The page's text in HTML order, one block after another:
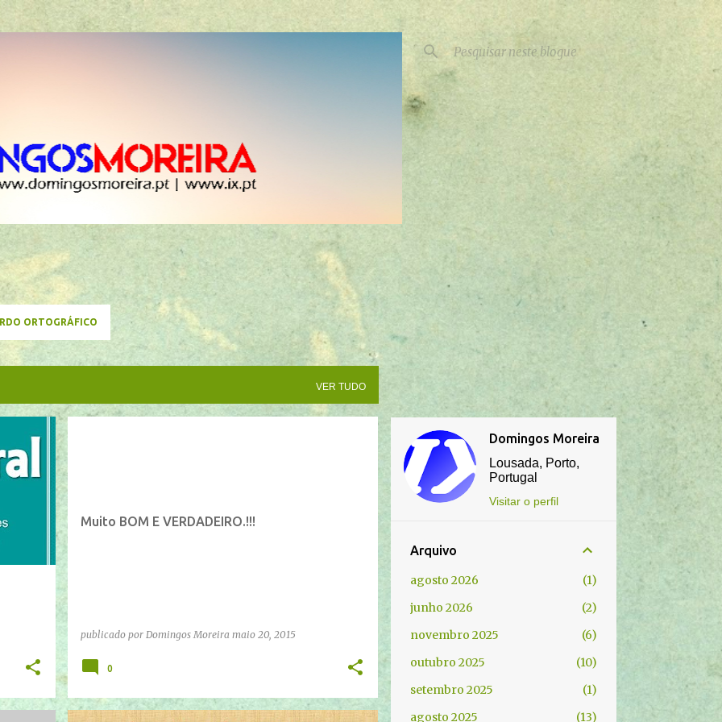
Avançar para o conteúdo principal
ORTOGRÁFICO
VER TUDO
Muito BOM E VERDADEIRO.!!!
publicado por Domingos Moreira maio 20, 2015
0
Domingos Moreira
Lousada, Porto,
Portugal
Visitar o perfil
Arquivo
agosto 2026
1
junho 2026
2
novembro 2025
6
outubro 2025
10
setembro 2025
1
agosto 2025
13